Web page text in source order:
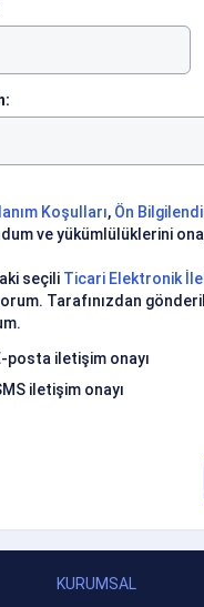
Koşulları, Ön
ve yükümlülüklerini
seçili Ticari Elektronik
Tarafınızdan
posta iletişim onayı
iletişim onayı
KURUMSAL